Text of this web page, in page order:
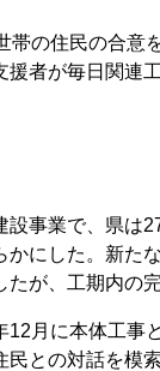
の住民の合意
者が毎日関連
事業で、県は
にした。新た
が、工期内の
月に本体工事
との対話を模